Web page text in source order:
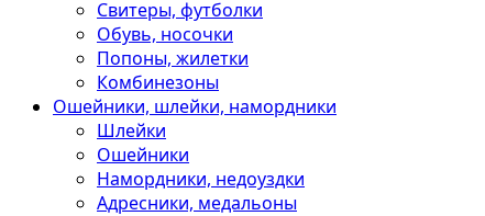
Свитеры, футболки
Обувь, носочки
Попоны, жилетки
Комбинезоны
Ошейники, шлейки, намордники
Шлейки
Ошейники
Намордники, недоуздки
Адресники, медальоны